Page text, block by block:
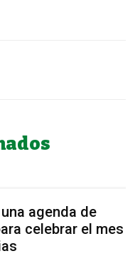
agenda de
celebrar el mes